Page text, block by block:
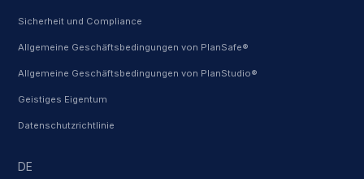
Sicherheit und Compliance
Allgemeine Geschäftsbedingungen von PlanSafe®
Allgemeine Geschäftsbedingungen von PlanStudio®
Geistiges Eigentum
Datenschutzrichtlinie
DE